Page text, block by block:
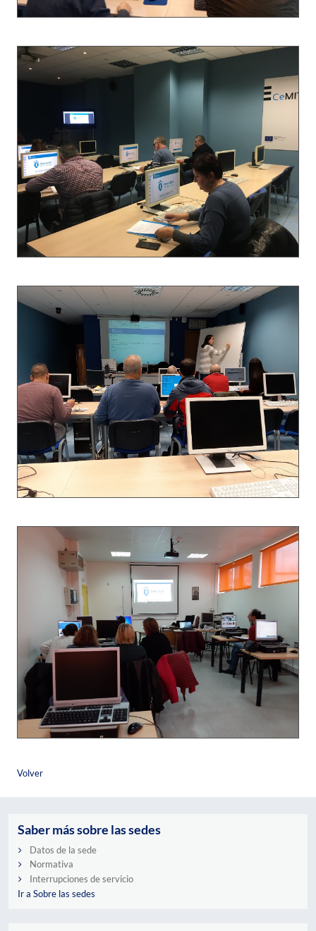
Volver
Saber más sobre las sedes
Datos de la sede
Normativa
Interrupciones de servicio
Ir a Sobre las sedes